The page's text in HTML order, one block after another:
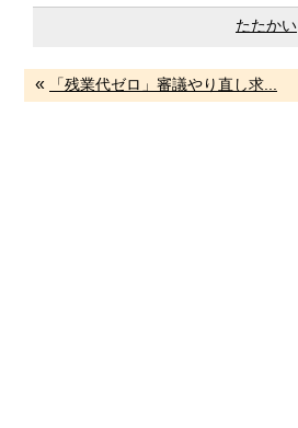
たたかい
« 「残業代ゼロ」審議やり直し求...